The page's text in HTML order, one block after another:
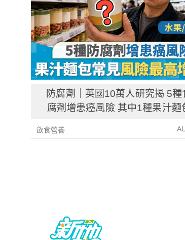
防腐劑｜英國10萬人研究揭 5種
腐劑增患癌風險 其中1種果汁麵
飲食營養